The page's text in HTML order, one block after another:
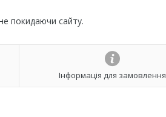
покидаючи сайту.
Інформація для замовлення